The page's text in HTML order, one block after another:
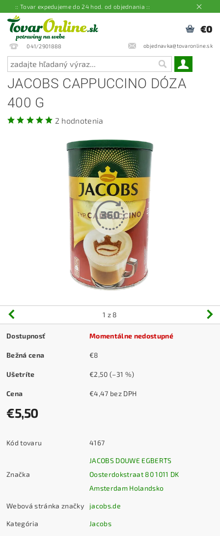
:: Tovar expedujeme do 24 hod. od objednania ::
041/2901888 objednavka@tovaronline.sk
€0
JACOBS CAPPUCCINO DÓZA
400 G
2 hodnotenia
1 z 8
Dostupnosť Momentálne nedostupné
Bežná cena €8
Ušetríte €2,50(–31 %)
Cena €4,47 bez DPH
€5,50
Kód tovaru 4167
Značka
JACOBS DOUWE EGBERTS
Oosterdokstraat 80 1011 DK
Amsterdam Holandsko
Webová stránka značky jacobs.de
Kategória Jacobs